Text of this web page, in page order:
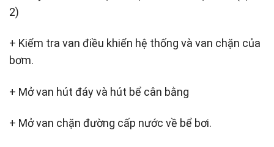
2)
+ Kiểm tra van điều khiển hệ thống và van chặn của
bơm.
+ Mở van hút đáy và hút bể cân bằng
+ Mở van chặn đường cấp nước về bể bơi.